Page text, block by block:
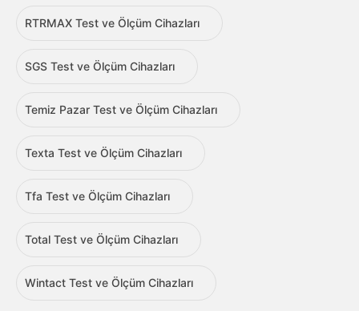
RTRMAX Test ve Ölçüm Cihazları
SGS Test ve Ölçüm Cihazları
Temiz Pazar Test ve Ölçüm Cihazları
Texta Test ve Ölçüm Cihazları
Tfa Test ve Ölçüm Cihazları
Total Test ve Ölçüm Cihazları
Wintact Test ve Ölçüm Cihazları